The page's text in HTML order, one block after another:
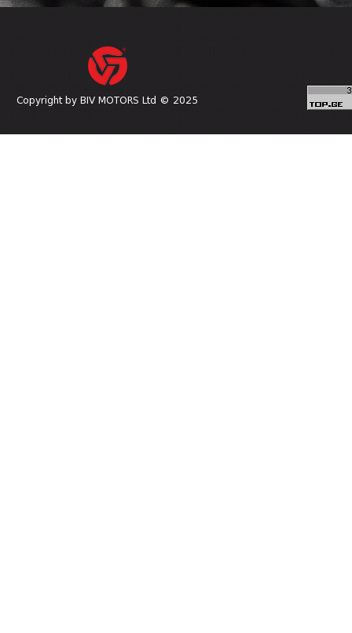
Copyright by BIV MOTORS Ltd © 2025